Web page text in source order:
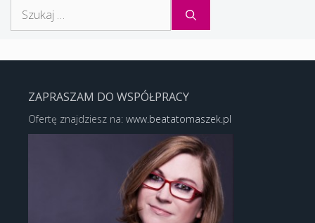
ZAPRASZAM DO WSPÓŁPRACY
Ofertę znajdziesz na: www.beatatomaszek.pl